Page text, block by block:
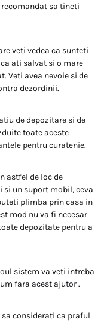
sa tineti
veti vedea ca sunteti
ati salvat si o mare
Veti avea nevoie si de
dezordinii.
de depozitare si de
toate aceste
pentru curatenie.
astfel de loc de
si un suport mobil, ceva
plimba prin casa in
mod nu va fi necesar
depozitate pentru a
sistem va veti intreba
fara acest ajutor .
sa considerati ca praful